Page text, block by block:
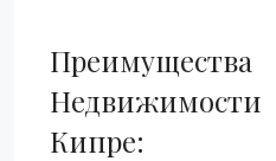
Кипре: